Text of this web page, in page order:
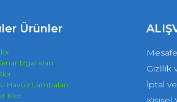
Ürünler
Izgaraları
Havuz Lambaları
Klor
Gizlilik
İptal